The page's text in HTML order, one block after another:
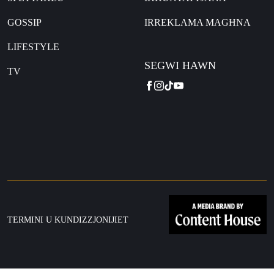
GOSSIP
LIFESTYLE
TV
IRREKLAMA MAGĦNA
SEGWI HAWN
FACEBOOK
INSTAGRAM
TIKTOK
YOUTUBE
TERMINI U KUNDIZZJONIJIET